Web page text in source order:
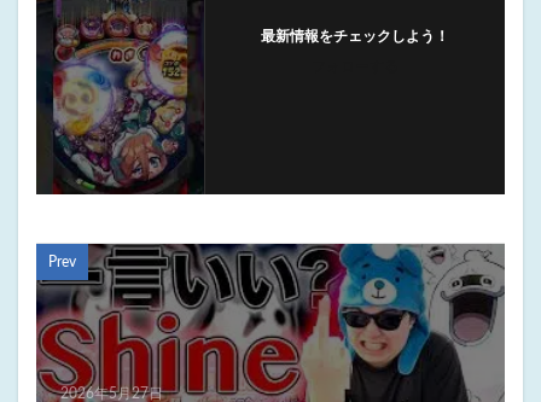
最新情報をチェックしよう！
Prev
2026年5月27日